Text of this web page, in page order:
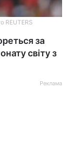
REUTERS
за
світу з
Реклама